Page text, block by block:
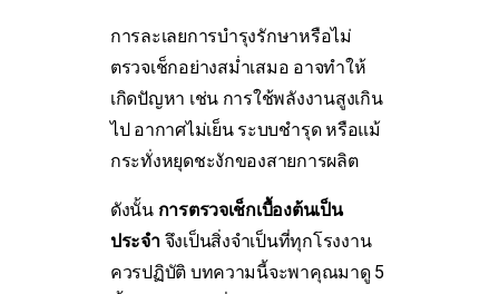
การละเลยการบำรุงรักษาหรือไม่
ตรวจเช็กอย่างสม่ำเสมอ อาจทำให้
เกิดปัญหา เช่น การใช้พลังงานสูงเกิน
ไป อากาศไม่เย็น ระบบชำรุด หรือแม้
กระทั่งหยุดชะงักของสายการผลิต
ดังนั้น การตรวจเช็กเบื้องต้นเป็น
ประจำจึงเป็นสิ่งจำเป็นที่ทุกโรงงาน
ควรปฏิบัติ บทความนี้จะพาคุณมาดู 5